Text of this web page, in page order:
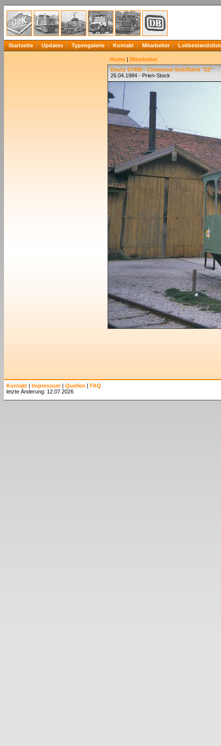
Startseite Updates Typengalerie Kontakt Mitarbeiter
Home | Mitarbeiter
Deutz 57499 - Chiemsee-Schiffahrt "22"
26.04.1984 - Prien-Stock
Kontakt | Impressum | Quellen | FAQ
letzte Änderung: 12.07.2026